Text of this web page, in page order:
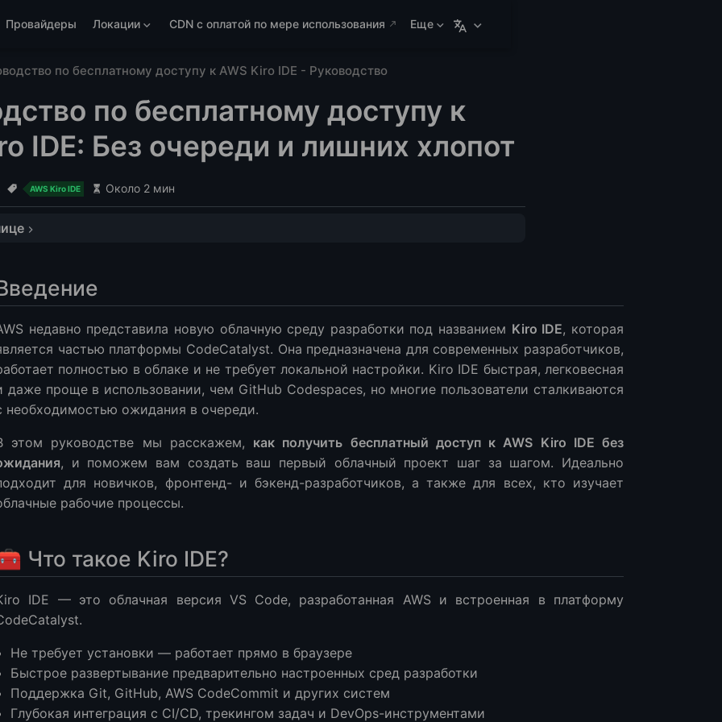
Провайдеры Локации CDN с оплатой по мере использования Еще
по бесплатному доступу к AWS Kiro IDE - Руководство
по бесплатному доступу к
IDE: Без очереди и лишних хлопот
AWS Kiro IDE Около 2 мин
доступ к Kiro IDE без очереди
консоль CodeCatalyst
(Space)
разработки (Kiro IDE)
Kiro IDE
в облаке
Настройка деплоя
(общее время настройки)
от AWS Cloud9?
фреймворки поддерживаются?
недавно представила новую облачную среду разработки под названием Kiro IDE, которая
частью платформы CodeCatalyst. Она предназначена для современных разработчиков,
полностью в облаке и не требует локальной настройки. Kiro IDE быстрая, легковесная
даже проще в использовании, чем GitHub Codespaces, но многие пользователи сталкиваются
необходимостью ожидания в очереди.
этом руководстве мы расскажем, как получить бесплатный доступ к AWS Kiro IDE без
, и поможем вам создать ваш первый облачный проект шаг за шагом. Идеально
для новичков, фронтенд- и бэкенд-разработчиков, а также для всех, кто изучает
рабочие процессы.
Что такое Kiro IDE?
IDE — это облачная версия VS Code, разработанная AWS и встроенная в платформу
Не требует установки — работает прямо в браузере
Быстрое развертывание предварительно настроенных сред разработки
Поддержка Git, GitHub, AWS CodeCommit и других систем
Глубокая интеграция с CI/CD, трекингом задач и DevOps-инструментами